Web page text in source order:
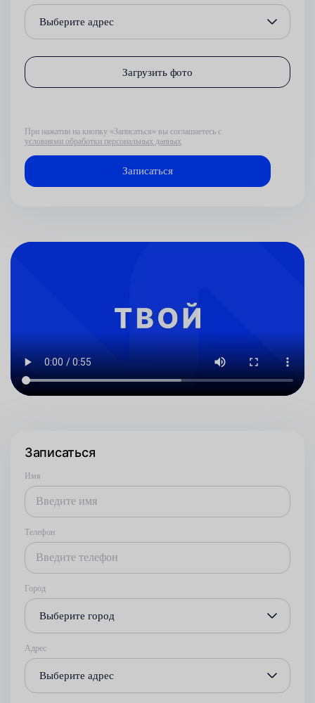
Выберите адрес
Загрузить фото
При нажатии на кнопку «Записаться» вы соглашаетесь с
условиями обработки персональных данных
Записаться
Имя
Телефон
Город
Выберите город
Адрес
Выберите адрес